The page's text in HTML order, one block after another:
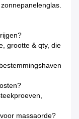
grootte & qty, die
massaorde?